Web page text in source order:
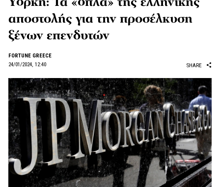
αποστολής για την προσέλκυση
ξένων επενδυτών
FORTUNE GREECE
24/01/2024, 12:40
SHARE